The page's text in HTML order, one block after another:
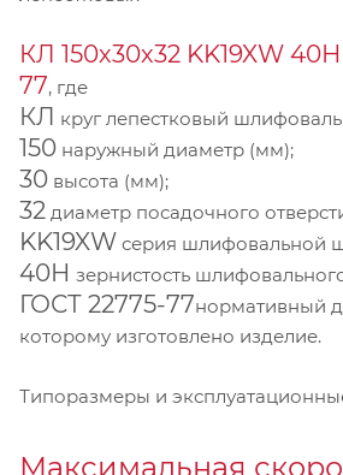
КЛ 150х30х32 KK19XW
77, где
КЛ круг лепестковый
150 наружный диаметр (мм);
30 высота (мм);
32 диаметр посадочного
KK19XW серия шлифовальной
40Н зернистость
ГОСТ 22775-77нормативный
которому изготовлено изделие.
Типоразмеры и
Максимальная